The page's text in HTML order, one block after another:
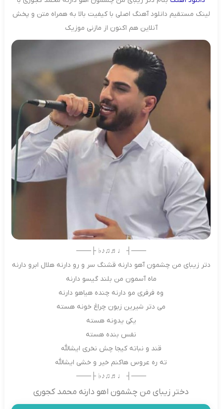
لینک مستقیم دانلود آهنگ اصلی با کیفیت بالا به همراه متن و پخش
آنلاین هم اکنون از مازنی موزیک
───┤ ♩♬♫♪♭ ├───
دتر زیبای من چشمون آهو دارنه قشنگ سر و رو دارنه هلال ابرو دارنه
ماه آسمون من بلند گیسو دارنه
وه فرفری مو دارنه چنده هیاهو دارنه
می دتر شیرین زبون چراغ خونه هسته
یکی یدونه هسته
نفس بنده هسته
قند و نباته کیجا چش نخری ایشالله
ته ره عروس هاکنم خیر و خشی ایشالله
───┤ ♩♬♫♪♭ ├───
دختر زیبای من چشمون اهو دارنه محمد کجوری